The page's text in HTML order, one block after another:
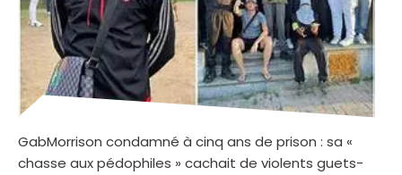
GabMorrison condamné à cinq ans de prison : sa «
chasse aux pédophiles » cachait de violents guets-